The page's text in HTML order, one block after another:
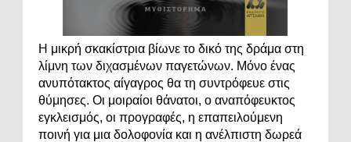
Η μικρή σκακίστρια βίωνε το δικό της δράμα στη
λίμνη των διχασμένων παγετώνων. Μόνο ένας
ανυπότακτος αίγαγρος θα τη συντρόφευε στις
θύμησες. Οι μοιραίοι θάνατοι, ο αναπόφευκτος
εγκλεισμός, οι προγραφές, η επαπειλούμενη
ποινή για μια δολοφονία και η ανέλπιστη δωρεά